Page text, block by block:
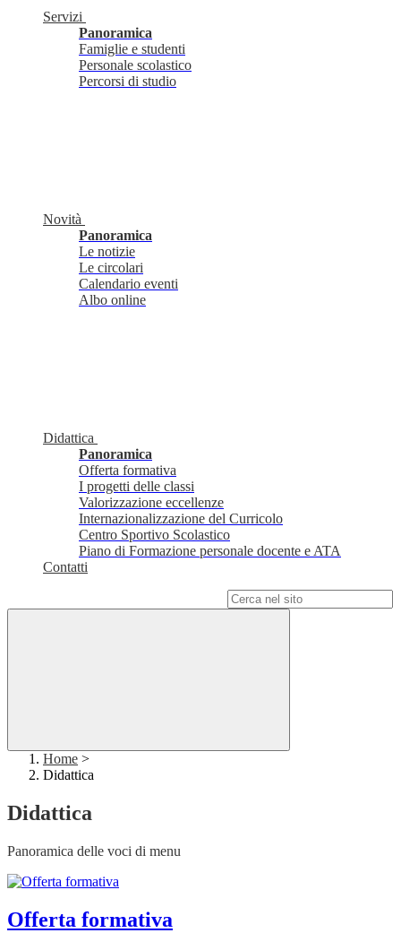
Servizi
Panoramica
Famiglie e studenti
Personale scolastico
Percorsi di studio
Novità
Panoramica
Le notizie
Le circolari
Calendario eventi
Albo online
Didattica
Panoramica
Offerta formativa
I progetti delle classi
Valorizzazione eccellenze
Internazionalizzazione del Curricolo
Centro Sportivo Scolastico
Piano di Formazione personale docente e ATA
Contatti
Home >
Didattica
Didattica
Panoramica delle voci di menu
Offerta formativa